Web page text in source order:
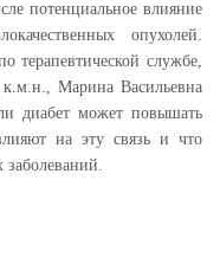
потенциальное влияние
опухолей.
терапевтической службе,
к.м.н., Марина Васильевна
ли диабет может повышать
на эту связь и что